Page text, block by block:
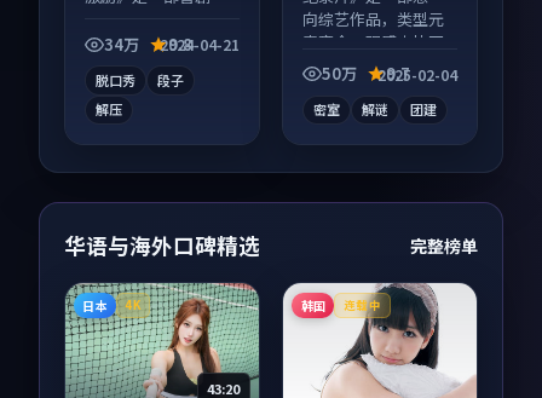
齐全，观感爽快不拖
34万 9.8
2024-04-21
脱口秀
段子
解压
向综艺作品，类型元
素齐全，观感爽快不
拖沓。
50万 9.7
2025-02-04
密室 解谜 团建
华语与海外口碑精选 完整榜单
日本 4K
43:20
韩国 连载中